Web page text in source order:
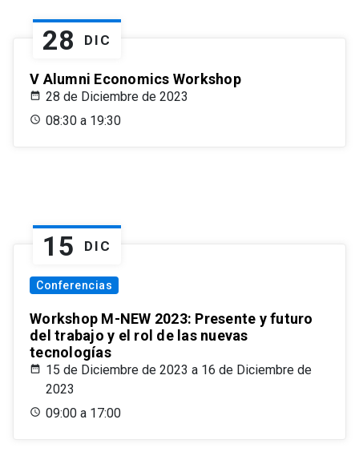
28 DIC
V Alumni Economics Workshop
28 de Diciembre de 2023
08:30 a 19:30
15 DIC
Conferencias
Workshop M-NEW 2023: Presente y futuro
del trabajo y el rol de las nuevas
tecnologías
15 de Diciembre de 2023 a 16 de Diciembre de
2023
09:00 a 17:00